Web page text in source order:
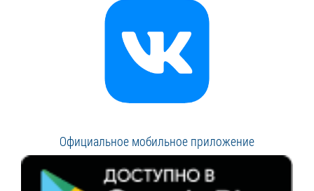
Официальное мобильное приложение